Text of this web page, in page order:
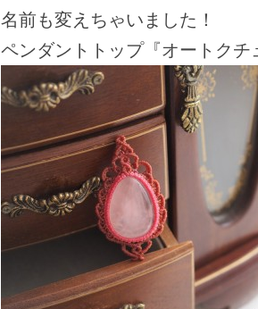
名前も変えちゃいました！
ペンダントトップ『オートクチ